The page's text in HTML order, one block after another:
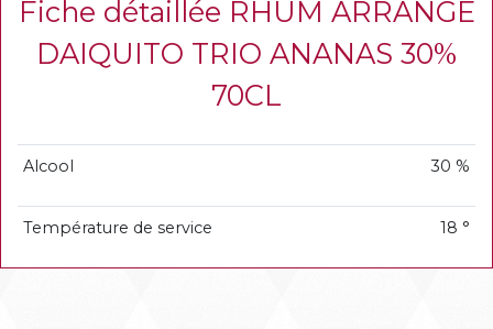
Fiche détaillée RHUM ARRANGE
DAIQUITO TRIO ANANAS 30%
70CL
Alcool 30 %
Température de service 18 °